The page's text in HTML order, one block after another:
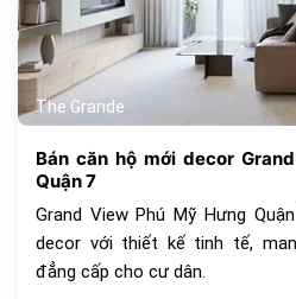
The Grande
Bán căn hộ mới decor
Quận 7
Grand View Phú Mỹ Hưng
decor với thiết kế tinh tế,
đẳng cấp cho cư dân.